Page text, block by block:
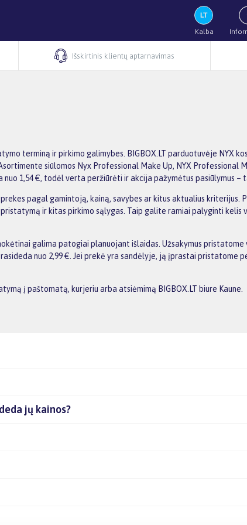
Kalba
Išskirtinis klientų aptarnavimas
terminą ir pirkimo galimybes. BIGBOX.LT parduotuvėje NYX
siūlomos Nyx Professional Make Up, NYX Professional
1,54 €, todėl verta peržiūrėti ir akcija pažymėtus pasiūlymus –
pagal gamintoją, kainą, savybes ar kitus aktualius kriterijus.
ir kitas pirkimo sąlygas. Taip galite ramiai palyginti
galima patogiai planuojant išlaidas. Užsakymus
nuo 2,99 €. Jei prekė yra sandėlyje, ją įprastai pristatome
į paštomatą, kurjeriu arba atsiėmimą BIGBOX.LT biure Kaune.
jų kainos?